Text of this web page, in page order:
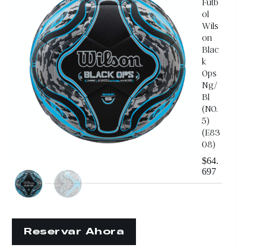
ol
Wils
on
Blac
k
Ops
Ng/
Bl
(NO.
5)
(E83
08)
$64.
697